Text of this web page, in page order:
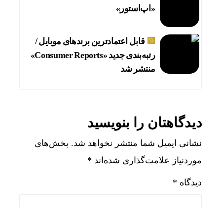
«اپ‌استور»
قابل اعتمادترین برندهای موبایل /
رتبه‌بندی جدید «Consumer Reports»
منتشر شد
دیدگاهتان را بنویسید
نشانی ایمیل شما منتشر نخواهد شد. بخش‌های
موردنیاز علامت‌گذاری شده‌اند *
دیدگاه *